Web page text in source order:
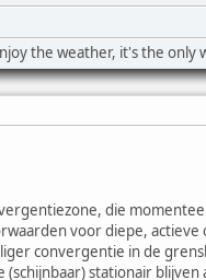
the weather, it's the only
die
voor diepe,
convergentie in de
stationair